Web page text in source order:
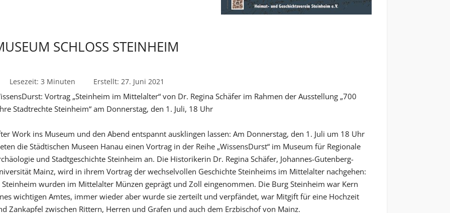
SCHLOSS STEINHEIM
Lesezeit: 3 Minuten Erstellt: 27. Juni 2021
Vortrag „Steinheim im Mittelalter“ von Dr. Regina Schäfer im Rahmen der Ausstellung „700
Stadtrechte Steinheim“ am Donnerstag, den 1. Juli, 18 Uhr
Work ins Museum und den Abend entspannt ausklingen lassen: Am Donnerstag, den 1. Juli um 18 Uhr
die Städtischen Museen Hanau einen Vortrag in der Reihe „WissensDurst“ im Museum für Regionale
und Stadtgeschichte Steinheim an. Die Historikerin Dr. Regina Schäfer, Johannes-Gutenberg-
Mainz, wird in ihrem Vortrag der wechselvollen Geschichte Steinheims im Mittelalter nachgehen:
Steinheim wurden im Mittelalter Münzen geprägt und Zoll eingenommen. Die Burg Steinheim war Kern
wichtigen Amtes, immer wieder aber wurde sie zerteilt und verpfändet, war Mitgift für eine Hochzeit
Zankapfel zwischen Rittern, Herren und Grafen und auch dem Erzbischof von Mainz.